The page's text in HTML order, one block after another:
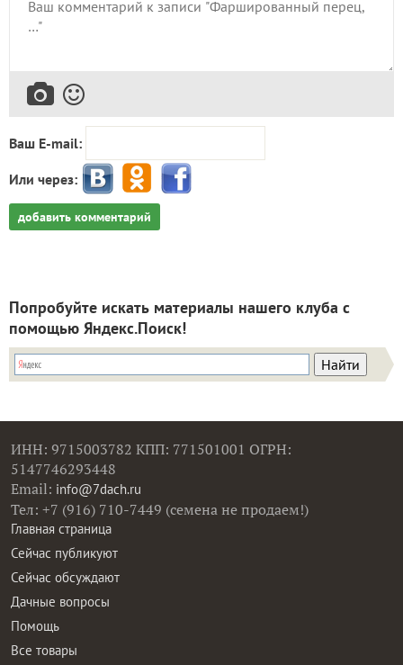
Ваш E-mail:
Или через:
добавить комментарий
Попробуйте искать материалы нашего клуба с
помощью Яндекс.Поиск!
ИНН: 9715003782 КПП: 771501001 ОГРН:
5147746293448
Email: info@7dach.ru
Тел: +7 (916) 710-7449 (семена не продаем!)
Главная страница
Сейчас публикуют
Сейчас обсуждают
Дачные вопросы
Помощь
Все товары